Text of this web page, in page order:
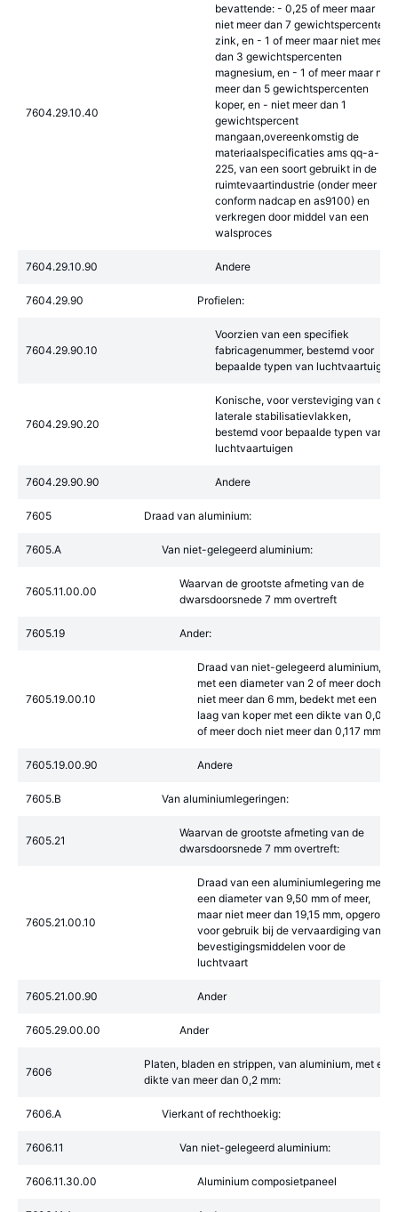
7604.29.10.40
bevattende: - 0,25 of meer maar
niet meer dan 7 gewichtspercenten
zink, en - 1 of meer maar niet meer
dan 3 gewichtspercenten
magnesium, en - 1 of meer maar niet
meer dan 5 gewichtspercenten
koper, en - niet meer dan 1
gewichtspercent
mangaan,overeenkomstig de
materiaalspecificaties ams qq-a-
225, van een soort gebruikt in de
ruimtevaartindustrie (onder meer
conform nadcap en as9100) en
verkregen door middel van een
walsproces
7604.29.10.90 Andere
7604.29.90 Profielen:
7604.29.90.10
Voorzien van een specifiek
fabricagenummer, bestemd voor
bepaalde typen van luchtvaartuigen
7604.29.90.20
Konische, voor versteviging van de
laterale stabilisatievlakken,
bestemd voor bepaalde typen van
luchtvaartuigen
7604.29.90.90 Andere
7605 Draad van aluminium:
7605.A Van niet-gelegeerd aluminium:
7605.11.00.00
Waarvan de grootste afmeting van de
dwarsdoorsnede 7 mm overtreft
7605.19 Ander:
7605.19.00.10
Draad van niet-gelegeerd aluminium,
met een diameter van 2 of meer doch
niet meer dan 6 mm, bedekt met een
laag van koper met een dikte van 0,032
of meer doch niet meer dan 0,117 mm
7605.19.00.90 Andere
7605.B Van aluminiumlegeringen:
7605.21
Waarvan de grootste afmeting van de
dwarsdoorsnede 7 mm overtreft:
7605.21.00.10
Draad van een aluminiumlegering met
een diameter van 9,50 mm of meer,
maar niet meer dan 19,15 mm, opgerold,
voor gebruik bij de vervaardiging van
bevestigingsmiddelen voor de
luchtvaart
7605.21.00.90 Ander
7605.29.00.00 Ander
7606
Platen, bladen en strippen, van aluminium, met een
dikte van meer dan 0,2 mm:
7606.A Vierkant of rechthoekig:
7606.11 Van niet-gelegeerd aluminium:
7606.11.30.00 Aluminium composietpaneel